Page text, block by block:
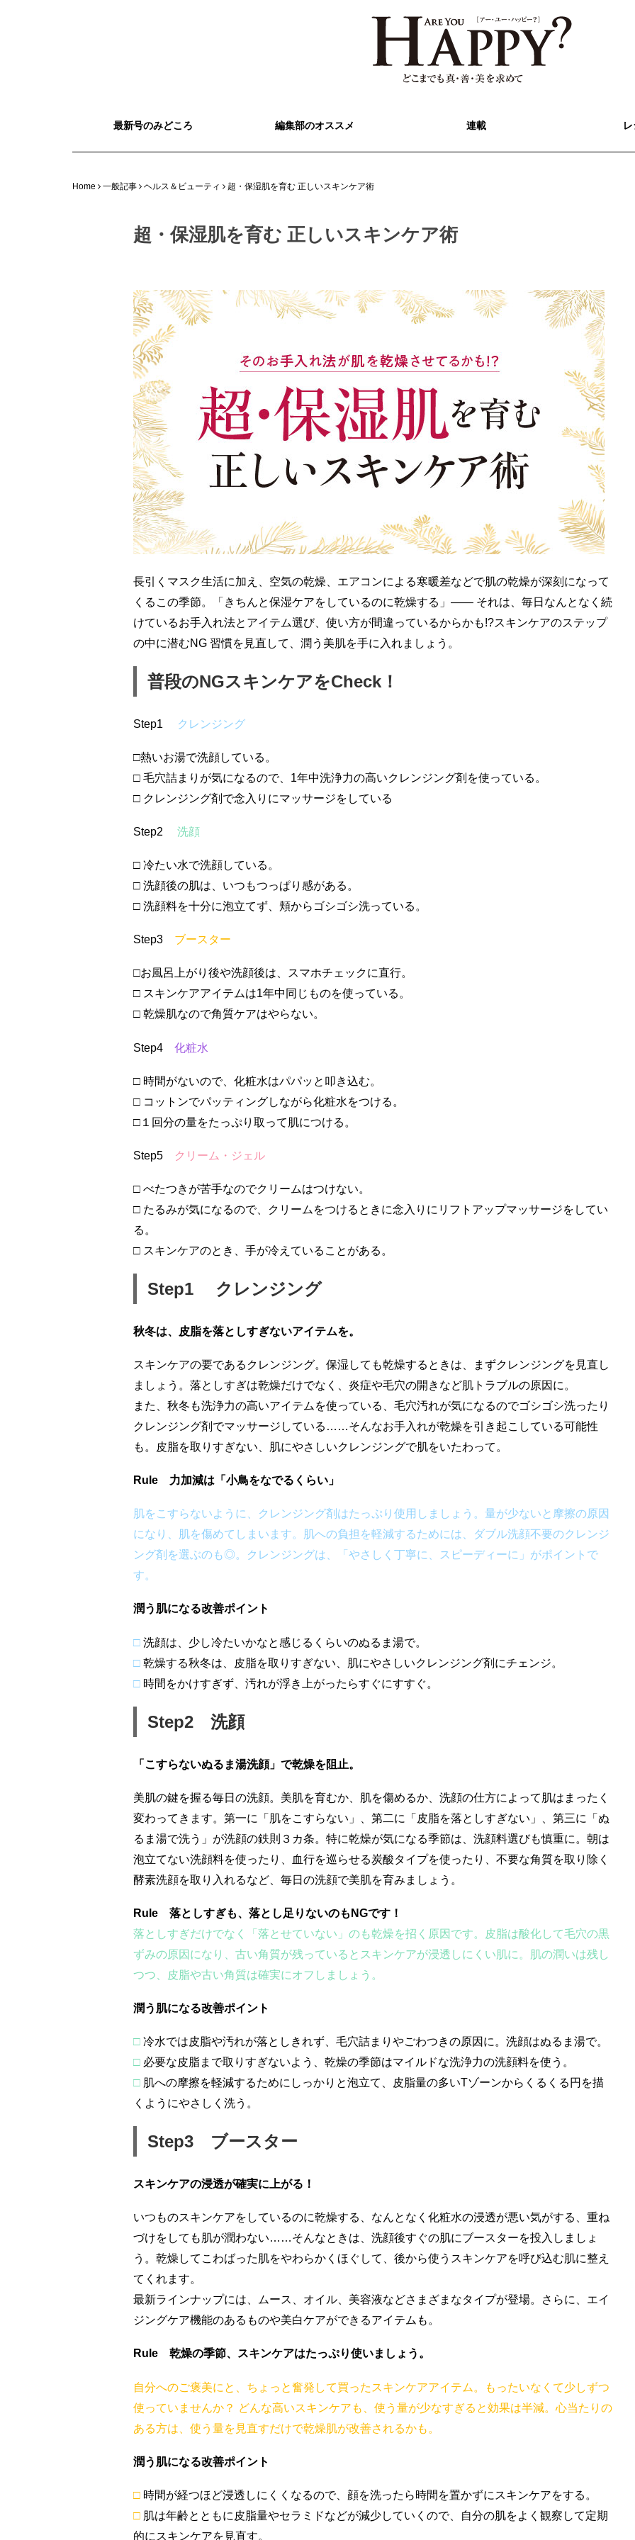
最新号のみどころ 編集部のオススメ 連載
Home 一般記事 ヘルス＆ビューティ 超・保湿肌を育む 正しいスキンケア術
超・保湿肌を育む 正しいスキンケア術
長引くマスク生活に加え、空気の乾燥、エアコンによる寒暖差などで肌の乾燥が深刻になって
くるこの季節。「きちんと保湿ケアをしているのに乾燥する」―― それは、毎日なんとなく続
けているお手入れ法とアイテム選び、使い方が間違っているからかも!?スキンケアのステップ
の中に潜むNG 習慣を見直して、潤う美肌を手に入れましょう。
普段のNGスキンケアをCheck！
Step1 クレンジング
□熱いお湯で洗顔している。
□ 毛穴詰まりが気になるので、1年中洗浄力の高いクレンジング剤を使っている。
□ クレンジング剤で念入りにマッサージをしている
Step2 洗顔
□ 冷たい水で洗顔している。
□ 洗顔後の肌は、いつもつっぱり感がある。
□ 洗顔料を十分に泡立てず、頬からゴシゴシ洗っている。
Step3 ブースター
□お風呂上がり後や洗顔後は、スマホチェックに直行。
□ スキンケアアイテムは1年中同じものを使っている。
□ 乾燥肌なので角質ケアはやらない。
Step4 化粧水
□ 時間がないので、化粧水はパパッと叩き込む。
□ コットンでパッティングしながら化粧水をつける。
□１回分の量をたっぷり取って肌につける。
Step5 クリーム・ジェル
□ べたつきが苦手なのでクリームはつけない。
□ たるみが気になるので、クリームをつけるときに念入りにリフトアップマッサージをしてい
る。
□ スキンケアのとき、手が冷えていることがある。
Step1 クレンジング
秋冬は、皮脂を落としすぎないアイテムを。
スキンケアの要であるクレンジング。保湿しても乾燥するときは、まずクレンジングを見直し
ましょう。落としすぎは乾燥だけでなく、炎症や毛穴の開きなど肌トラブルの原因に。
また、秋冬も洗浄力の高いアイテムを使っている、毛穴汚れが気になるのでゴシゴシ洗ったり
クレンジング剤でマッサージしている……そんなお手入れが乾燥を引き起こしている可能性
も。皮脂を取りすぎない、肌にやさしいクレンジングで肌をいたわって。
Rule 力加減は「小鳥をなでるくらい」
肌をこすらないように、クレンジング剤はたっぷり使用しましょう。量が少ないと摩擦の原因
になり、肌を傷めてしまいます。肌への負担を軽減するためには、ダブル洗顔不要のクレンジ
ング剤を選ぶのも◎。クレンジングは、「やさしく丁寧に、スピーディーに」がポイントで
す。
潤う肌になる改善ポイント
□洗顔は、少し冷たいかなと感じるくらいのぬるま湯で。
□乾燥する秋冬は、皮脂を取りすぎない、肌にやさしいクレンジング剤にチェンジ。
□時間をかけすぎず、汚れが浮き上がったらすぐにすすぐ。
Step2 洗顔
「こすらないぬるま湯洗顔」で乾燥を阻止。
美肌の鍵を握る毎日の洗顔。美肌を育むか、肌を傷めるか、洗顔の仕方によって肌はまったく
変わってきます。第一に「肌をこすらない」、第二に「皮脂を落としすぎない」、第三に「ぬ
るま湯で洗う」が洗顔の鉄則３カ条。特に乾燥が気になる季節は、洗顔料選びも慎重に。朝は
泡立てない洗顔料を使ったり、血行を巡らせる炭酸タイプを使ったり、不要な角質を取り除く
酵素洗顔を取り入れるなど、毎日の洗顔で美肌を育みましょう。
Rule
落としすぎも、落とし足りないのもNGです！
落としすぎだけでなく「落とせていない」のも乾燥を招く原因です。皮脂は酸化して毛穴の黒
ずみの原因になり、古い角質が残っているとスキンケアが浸透しにくい肌に。肌の潤いは残し
つつ、皮脂や古い角質は確実にオフしましょう。
潤う肌になる改善ポイント
□冷水では皮脂や汚れが落としきれず、毛穴詰まりやごわつきの原因に。洗顔はぬるま湯で。
□必要な皮脂まで取りすぎないよう、乾燥の季節はマイルドな洗浄力の洗顔料を使う。
□肌への摩擦を軽減するためにしっかりと泡立て、皮脂量の多いTゾーンからくるくる円を描
くようにやさしく洗う。
Step3 ブースター
スキンケアの浸透が確実に上がる！
いつものスキンケアをしているのに乾燥する、なんとなく化粧水の浸透が悪い気がする、重ね
づけをしても肌が潤わない……そんなときは、洗顔後すぐの肌にブースターを投入しましょ
う。乾燥してこわばった肌をやわらかくほぐして、後から使うスキンケアを呼び込む肌に整え
てくれます。
最新ラインナップには、ムース、オイル、美容液などさまざまなタイプが登場。さらに、エイ
ジングケア機能のあるものや美白ケアができるアイテムも。
Rule 乾燥の季節、スキンケアはたっぷり使いましょう。
自分へのご褒美にと、ちょっと奮発して買ったスキンケアアイテム。もったいなくて少しずつ
使っていませんか？ どんな高いスキンケアも、使う量が少なすぎると効果は半減。心当たりの
ある方は、使う量を見直すだけで乾燥肌が改善されるかも。
潤う肌になる改善ポイント
□時間が経つほど浸透しにくくなるので、顔を洗ったら時間を置かずにスキンケアをする。
□肌は年齢とともに皮脂量やセラミドなどが減少していくので、自分の肌をよく観察して定期
的にスキンケアを見直す。